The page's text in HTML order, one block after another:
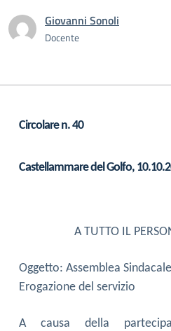
Giovanni Sonoli
Docente
Circolare n. 40
Castellammare del Golfo,
A TUTTO IL
Oggetto: Assemblea
Erogazione del servizio
A causa della